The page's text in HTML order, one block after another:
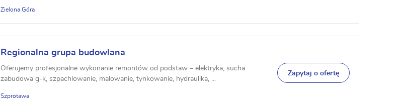
Zielona Góra
Regionalna grupa budowlana
Oferujemy profesjonalne wykonanie remontów od podstaw – elektryka, sucha
zabudowa g-k, szpachlowanie, malowanie, tynkowanie, hydraulika, ...
Szprotawa
Zapytaj o ofertę